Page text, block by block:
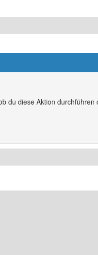
du diese Aktion durchführen